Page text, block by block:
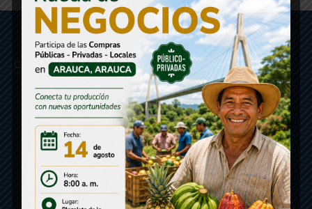
Gobernación de Arauca